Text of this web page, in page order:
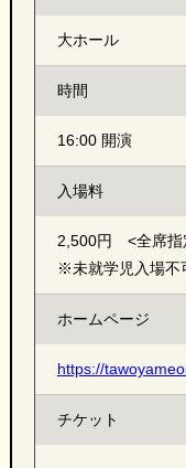
大ホール
時間
16:00 開演
入場料
2,500円 <全席指
※未就学児入場不
ホームページ
https://
チケット